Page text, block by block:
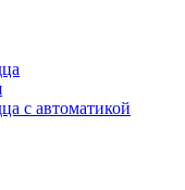
с автоматикой